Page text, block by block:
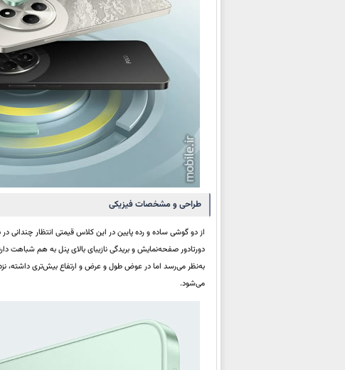
طراحی و مشخصات فیزیکی
از دو گوشی ساده و رده پایین در این کلاس قیمتی انتظار
دورتادور صفحه‌نمایش و بریدگی نازیبای بالای پنل به هم شباهت
می‌شود.